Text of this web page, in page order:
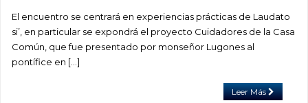
El encuentro se centrará en experiencias prácticas de Laudato
si’, en particular se expondrá el proyecto Cuidadores de la Casa
Común, que fue presentado por monseñor Lugones al
pontífice en […]
Leer Más